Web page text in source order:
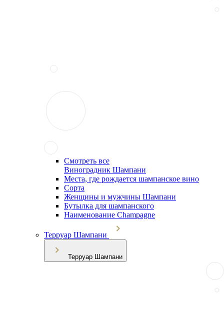
Смотреть все
Виноградник Шампани
Места, где рождается шампанское вино
Сорта
Женщины и мужчины Шампани
Бутылка для шампанского
Наименование Champagne
Терруар Шампани
Терруар Шампани